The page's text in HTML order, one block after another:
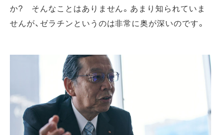
か? そんなことはありません。あまり知られていま
せんが、ゼラチンというのは非常に奥が深いのです。